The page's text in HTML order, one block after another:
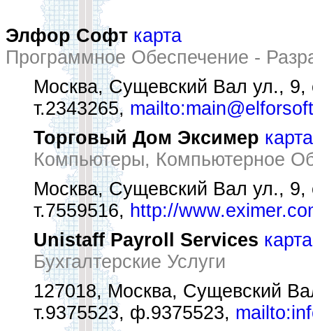
Элфор Софт карта
Программное Обеспечение -
Москва, Сущевский Вал ул., 9,
т.2343265,
Торговый Дом Эксимер карта
Компьютеры, Компьютерное
Москва, Сущевский Вал ул., 9,
т.7559516, http://
Unistaff Payroll Services карта
Бухгалтерские Услуги
127018, Москва, Сущевский
т.9375523, ф.9375523,